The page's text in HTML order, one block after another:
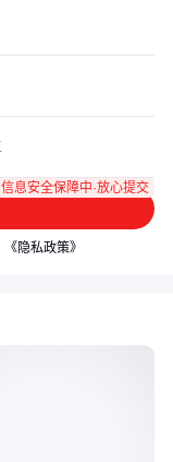
信息安全保障中·放心提交
《隐私政策》